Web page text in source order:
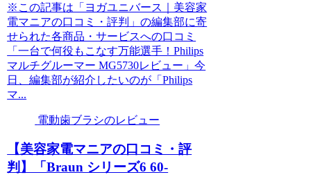
※この記事は「ヨガユニバース｜美容家
電マニアの口コミ・評判」の編集部に寄
せられた各商品・サービスへの口コミ
「一台で何役もこなす万能選手！Philips
マルチグルーマー MG5730レビュー」今
日、編集部が紹介したいのが「Philips
マ...
電動歯ブラシのレビュー
【美容家電マニアの口コミ・評
判】「Braun シリーズ6 60-